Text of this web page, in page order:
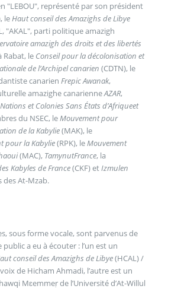
"LEBOU", représenté par son président
leHaut conseil des Amazighs de Libye
"AKAL", parti politique amazigh
amazigh des droits et des libertés
Rabat, le Conseil pour la décolonisation et
de l’Archipel canarien (CDTN), le
canarien Frepic Awanak,
amazighe canarienneAZAR,
Nations et Colonies Sans États d’Afriqueet
du NSEC, leMouvement pour
de la Kabylie(MAK), le
pour la Kabylie(RPK), leMouvement
(MAC), TamynutFrance, la
Kabyles de France(CKF) etIzmulen
des At-Mzab.
sous forme vocale, sont parvenus de
public a eu à écouter : l’un est un
conseil des Amazighs de Libye(HCAL) /
de Hicham Ahmadi, l’autre est un
Mɛemmeṛ de l’Université d’At-Willul